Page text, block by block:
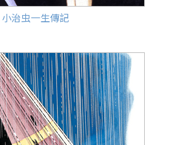
小治虫一生傳記